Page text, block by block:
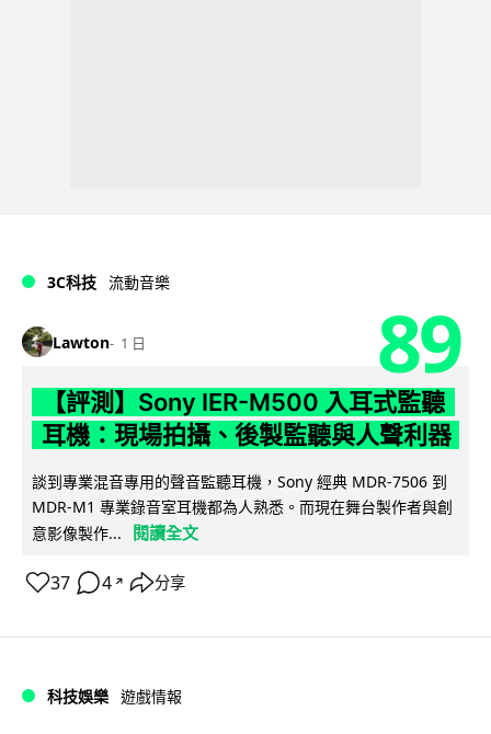
3C科技 流動音樂
Lawton 1 日 89
【評測】Sony IER-M500 入耳式監聽
耳機：現場拍攝、後製監聽與人聲利器
談到專業混音專用的聲音監聽耳機，Sony 經典 MDR-7506 到
MDR-M1 專業錄音室耳機都為人熟悉。而現在舞台製作者與創
意影像製作...
閱讀全文
37 4 ↗ 分享
科技娛樂 遊戲情報